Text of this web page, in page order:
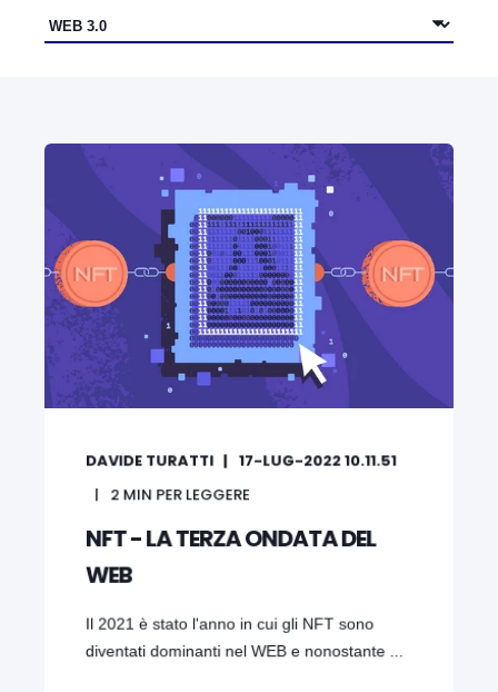
DAVIDE TURATTI 17-LUG-2022 10.11.51
2 MIN PER LEGGERE
NFT - LA TERZA ONDATA DEL
WEB
Il 2021 è stato l'anno in cui gli NFT sono
diventati dominanti nel WEB e nonostante ...